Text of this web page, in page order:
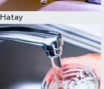
Hatay